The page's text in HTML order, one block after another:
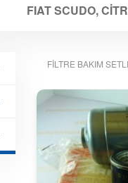
FIAT SCUDO,
FİLTRE BAKIM